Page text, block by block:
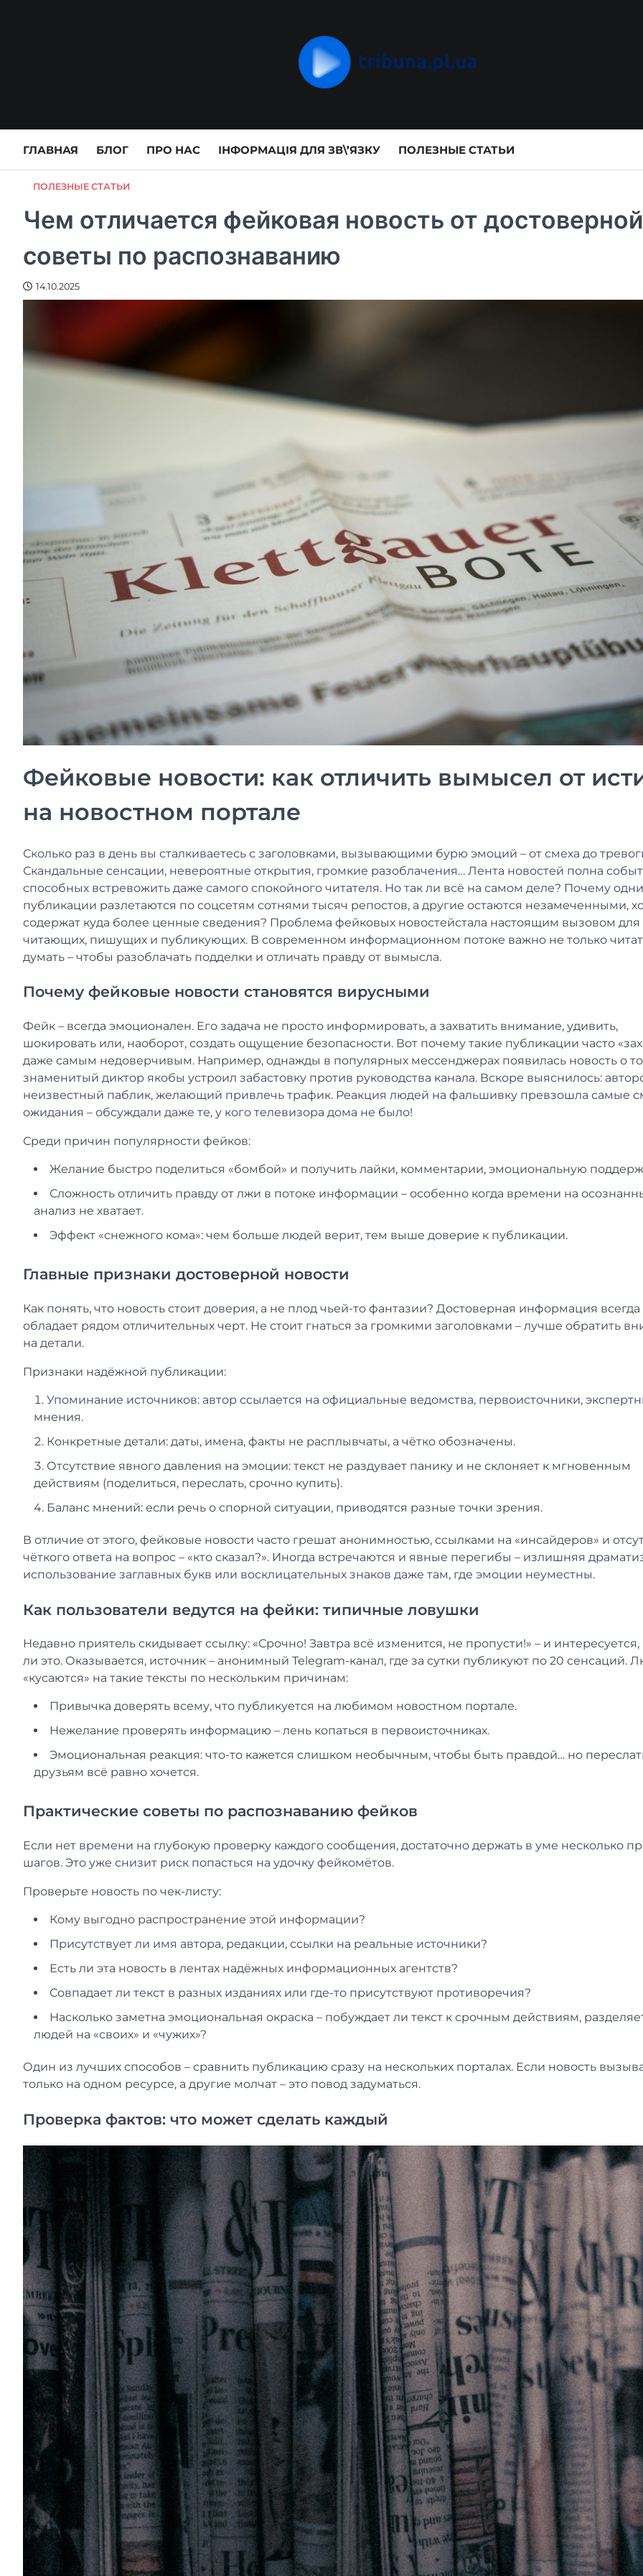
ГЛАВНАЯ БЛОГ ПРО НАС ІНФОРМАЦІЯ ДЛЯ ЗВ\’ЯЗКУ ПОЛЕЗНЫЕ СТАТЬИ
ПОЛЕЗНЫЕ СТАТЬИ
Чем отличается фейковая новость от
советы по распознаванию
14.10.2025
Фейковые новости: как отличить вымысел от
на новостном портале
Сколько раз в день вы сталкиваетесь с заголовками, вызывающими бурю эмоций – от смеха до
Скандальные сенсации, невероятные открытия, громкие разоблачения… Лента новостей полна
способных встревожить даже самого спокойного читателя. Но так ли всё на самом деле? Почему одни
публикации разлетаются по соцсетям сотнями тысяч репостов, а другие остаются незамеченными,
содержат куда более ценные сведения? Проблема фейковых новостейстала настоящим вызовом для
читающих, пишущих и публикующих. В современном информационном потоке важно не только
думать – чтобы разоблачать подделки и отличать правду от вымысла.
Почему фейковые новости становятся вирусными
Фейк – всегда эмоционален. Его задача не просто информировать, а захватить внимание, удивить,
шокировать или, наоборот, создать ощущение безопасности. Вот почему такие публикации часто
даже самым недоверчивым. Например, однажды в популярных мессенджерах появилась новость о
знаменитый диктор якобы устроил забастовку против руководства канала. Вскоре выяснилось:
неизвестный паблик, желающий привлечь трафик. Реакция людей на фальшивку превзошла самые
ожидания – обсуждали даже те, у кого телевизора дома не было!
Среди причин популярности фейков:
Желание быстро поделиться «бомбой» и получить лайки, комментарии, эмоциональную
Сложность отличить правду от лжи в потоке информации – особенно когда времени на
анализ не хватает.
Эффект «снежного кома»: чем больше людей верит, тем выше доверие к публикации.
Главные признаки достоверной новости
Как понять, что новость стоит доверия, а не плод чьей-то фантазии? Достоверная информация всегда
обладает рядом отличительных черт. Не стоит гнаться за громкими заголовками – лучше обратить
на детали.
Признаки надёжной публикации:
Упоминание источников: автор ссылается на официальные ведомства, первоисточники,
мнения.
Конкретные детали: даты, имена, факты не расплывчаты, а чётко обозначены.
Отсутствие явного давления на эмоции: текст не раздувает панику и не склоняет к мгновенным
действиям (поделиться, переслать, срочно купить).
Баланс мнений: если речь о спорной ситуации, приводятся разные точки зрения.
В отличие от этого, фейковые новости часто грешат анонимностью, ссылками на «инсайдеров» и
чёткого ответа на вопрос – «кто сказал?». Иногда встречаются и явные перегибы – излишняя
использование заглавных букв или восклицательных знаков даже там, где эмоции неуместны.
Как пользователи ведутся на фейки: типичные ловушки
Недавно приятель скидывает ссылку: «Срочно! Завтра всё изменится, не пропусти!» – и интересуется,
ли это. Оказывается, источник – анонимный Telegram-канал, где за сутки публикуют по 20 сенсаций.
«кусаются» на такие тексты по нескольким причинам:
Привычка доверять всему, что публикуется на любимом новостном портале.
Нежелание проверять информацию – лень копаться в первоисточниках.
Эмоциональная реакция: что-то кажется слишком необычным, чтобы быть правдой… но
друзьям всё равно хочется.
Практические советы по распознаванию фейков
Если нет времени на глубокую проверку каждого сообщения, достаточно держать в уме несколько
шагов. Это уже снизит риск попасться на удочку фейкомётов.
Проверьте новость по чек-листу:
Кому выгодно распространение этой информации?
Присутствует ли имя автора, редакции, ссылки на реальные источники?
Есть ли эта новость в лентах надёжных информационных агентств?
Совпадает ли текст в разных изданиях или где-то присутствуют противоречия?
Насколько заметна эмоциональная окраска – побуждает ли текст к срочным действиям,
людей на «своих» и «чужих»?
Один из лучших способов – сравнить публикацию сразу на нескольких порталах. Если новость
только на одном ресурсе, а другие молчат – это повод задуматься.
Проверка фактов: что может сделать каждый